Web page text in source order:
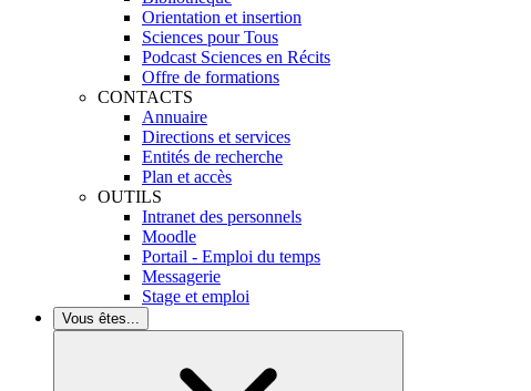
Orientation et insertion
Sciences pour Tous
Podcast Sciences en Récits
Offre de formations
CONTACTS
Annuaire
Directions et services
Entités de recherche
Plan et accès
OUTILS
Intranet des personnels
Moodle
Portail - Emploi du temps
Messagerie
Stage et emploi
Vous êtes...